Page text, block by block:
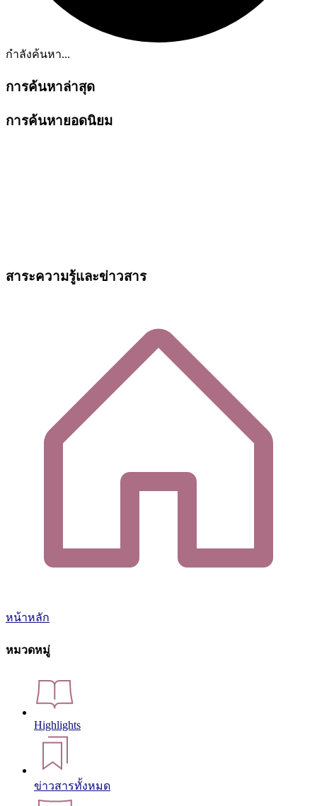
กำลังค้นหา...
การค้นหาล่าสุด
การค้นหายอดนิยม
สาระความรู้และข่าวสาร
หน้าหลัก
หมวดหมู่
Highlights
ข่าวสารทั้งหมด